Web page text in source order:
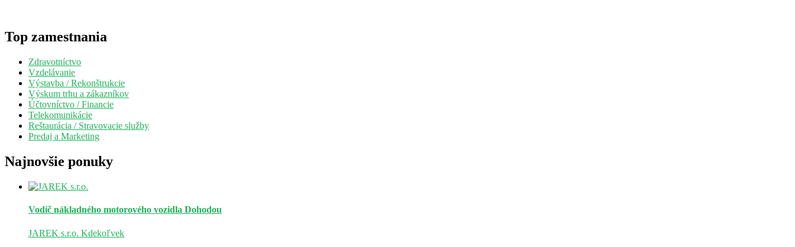
Top zamestnania
Zdravotníctvo
Vzdelávanie
Výstavba / Rekonštrukcie
Výskum trhu a zákazníkov
Účtovníctvo / Financie
Telekomunikácie
Reštaurácia / Stravovacie služby
Predaj a Marketing
Najnovšie ponuky
Vodič nákladného motorového vozidla Dohodou
JAREK s.r.o. Kdekoľvek